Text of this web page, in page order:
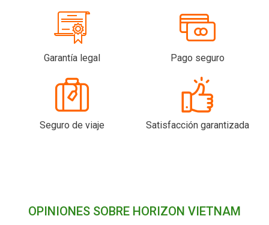
Garantía legal Pago seguro
Seguro de viaje Satisfacción garantizada
OPINIONES SOBRE HORIZON VIETNAM